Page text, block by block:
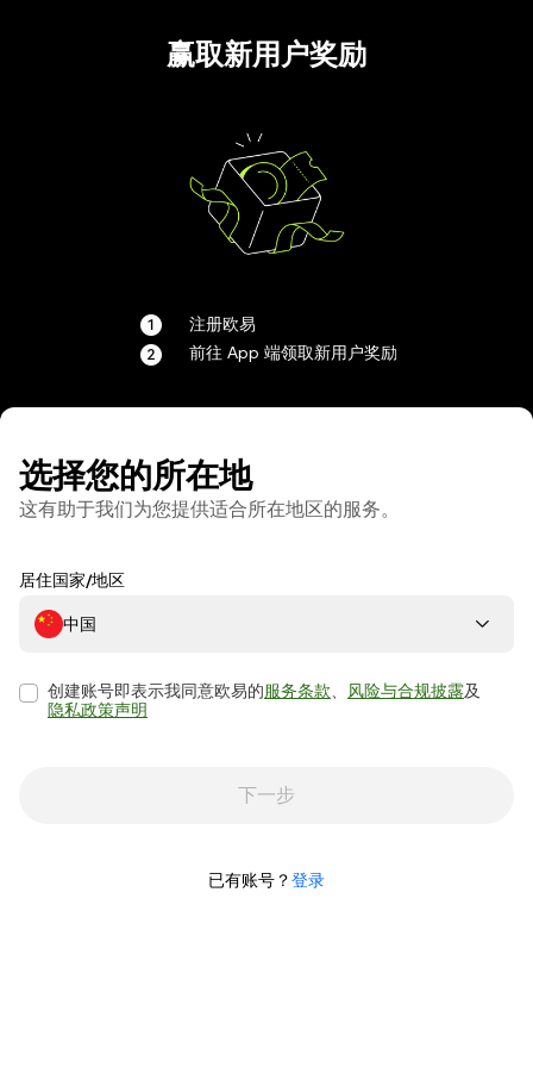
赢取新用户奖励
注册欧易
前往 App 端领取新用户奖励
选择您的所在地
这有助于我们为您提供适合所在地区的服务。
居住国家/地区
中国
创建账号即表示我同意欧易的服务条款 风险与合规披露及
隐私政策声明
下一步
已有账号？登录